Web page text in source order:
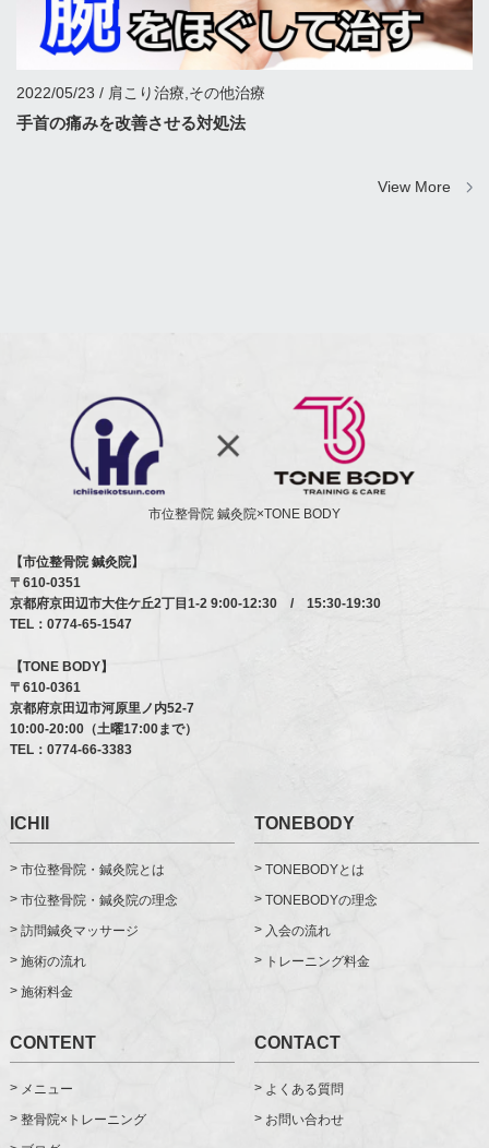
2022/05/23 / 肩こり治療,その他治療
手首の痛みを改善させる対処法
View More
市位整骨院 鍼灸院×TONE BODY
【市位整骨院 鍼灸院】
〒610-0351
京都府京田辺市大住ケ丘2丁目1-29:00-12:30 / 15:30-19:30
TEL： 0774-65-1547
【TONE BODY】
〒610-0361
京都府京田辺市河原里ノ内52-7
10:00-20:00（土曜17:00まで）
TEL： 0774-66-3383
ICHII
市位整骨院・鍼灸院とは
市位整骨院・鍼灸院の理念
訪問鍼灸マッサージ
施術の流れ
施術料金
TONEBODY
TONEBODYとは
TONEBODYの理念
入会の流れ
トレーニング料金
CONTENT
メニュー
整骨院×トレーニング
CONTACT
よくある質問
お問い合わせ